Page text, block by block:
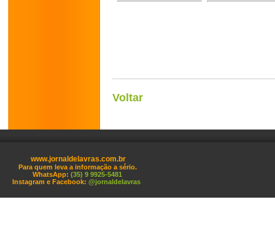
Voltar
www.jornaldelavras.com.br
Para quem leva a informação a sério.
WhatsApp: (35) 9 9925-5481
Instagram e Facebook: @jornaldelavras